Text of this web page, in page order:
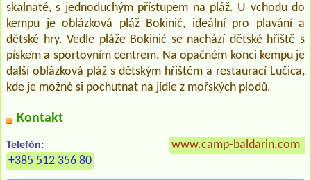
skalnaté, s jednoduchým přístupem na pláž. U vchodu do
kempu je oblázková pláž Bokinić, ideální pro plavání a
dětské hry. Vedle pláže Bokinić se nachází dětské hřiště s
pískem a sportovním centrem. Na opačném konci kempu je
další oblázková pláž s dětským hřištěm a restaurací Lučica,
kde je možné si pochutnat na jídle z mořských plodů.
Kontakt
Telefón:
+385 512 356 80
www.camp-baldarin.com